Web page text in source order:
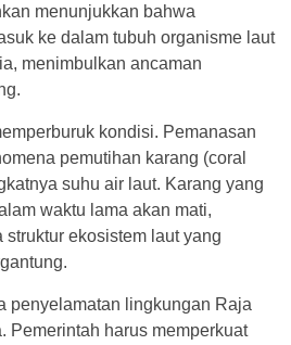
menunjukkan bahwa
ke dalam tubuh organisme laut
menimbulkan ancaman
kondisi. Pemanasan
pemutihan karang (coral
suhu air laut. Karang yang
waktu lama akan mati,
ekosistem laut yang
penyelamatan lingkungan Raja
Pemerintah harus memperkuat